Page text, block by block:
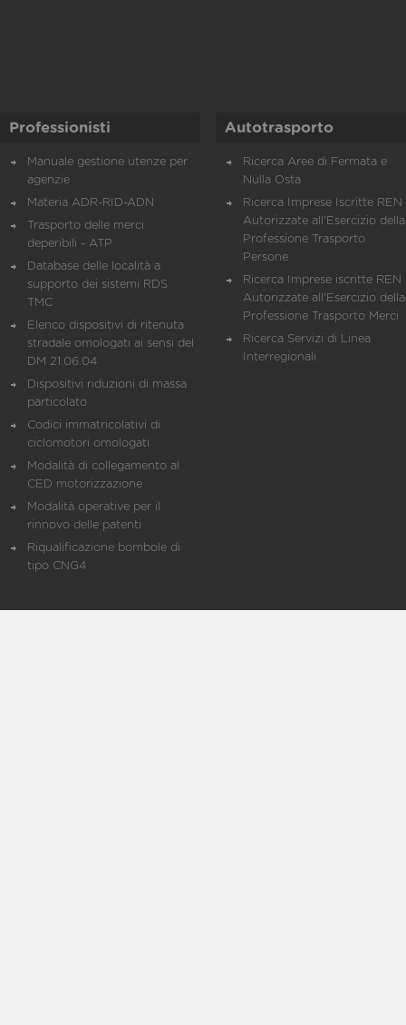
Professionisti
Manuale gestione utenze per
agenzie
Materia ADR-RID-ADN
Trasporto delle merci
deperibili - ATP
Database delle località a
supporto dei sistemi RDS
TMC
Elenco dispositivi di ritenuta
stradale omologati ai sensi del
DM 21.06.04
Dispositivi riduzioni di massa
particolato
Codici immatricolativi di
ciclomotori omologati
Modalità di collegamento al
CED motorizzazione
Modalità operative per il
rinnovo delle patenti
Riqualificazione bombole di
tipo CNG4
Autotrasporto
Ricerca Aree di Fermata e
Nulla Osta
Ricerca Imprese Iscritte REN
Autorizzate all'Esercizio della
Professione Trasporto
Persone
Ricerca Imprese iscritte REN
Autorizzate all'Esercizio della
Professione Trasporto Merci
Ricerca Servizi di Linea
Interregionali